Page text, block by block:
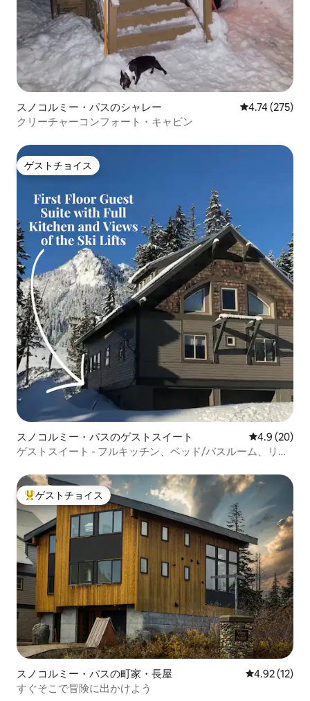
スノコルミー・パスのシャレー レビュー275
4.74 (275)
クリーチャーコンフォート・キャビン
ゲストチョイス
ゲストチョイス
スノコルミー・パスのゲストスイート レビュー20
4.9 (20)
ゲストスイート - フルキッチン、ベッド/バスルーム、リビ
大好評のゲストチョイスです。
ゲストチョイス
スノコルミー・パスの町家・長屋 レビュー12
4.92 (12)
すぐそこで冒険に出かけよう